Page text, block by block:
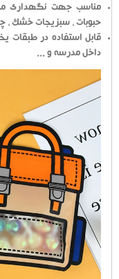
مناسب جهت نگهداری
حبوبات ، سبزیجات خشک ،
قابل استفاده در طبقات
داخل مدرسه و ...